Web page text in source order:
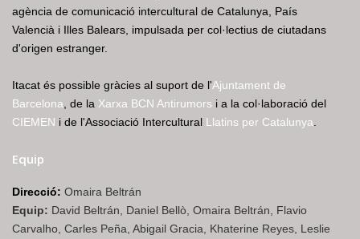
agència de comunicació intercultural de Catalunya, País
Valencià i Illes Balears, impulsada per col·lectius de ciutadans
d'origen estranger.
Itacat és possible gràcies al suport de l'Ajuntament de
Barcelona , de la Xarxa BCN Antirumors i a la col·laboració del
CIEMEN i de l'Associació Intercultural Llatins per Catalunya
Equip
Direcció: Omaira Beltrán
Equip: David Beltrán, Daniel Bellò, Omaira Beltrán, Flavio
Carvalho, Carles Peña, Abigail Gracia, Khaterine Reyes, Leslie